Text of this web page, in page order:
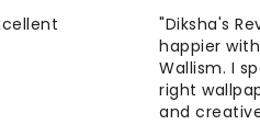
"Diksha's
happier
Wallism. I
right
and